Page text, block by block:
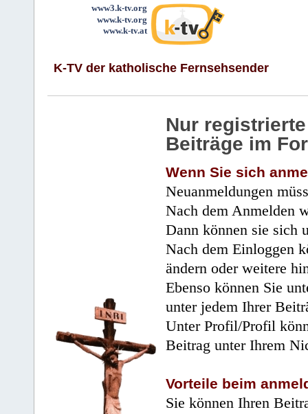
www3.k-tv.org
www.k-tv.org
www.k-tv.at
K-TV der katholische Fernsehsender
Nur
Beiträge im
Wenn Sie sich
Neuanmeldungen
Nach dem Anmelden
Dann können sie sich
Nach dem Einloggen
ändern oder weitere
Ebenso können Sie
unter jedem Ihrer
Unter Profil/Profil
Beitrag unter Ihrem
Vorteile beim
Sie können Ihren